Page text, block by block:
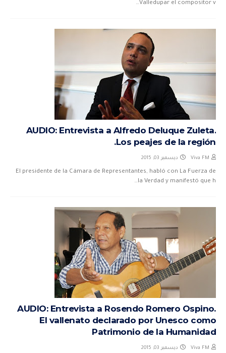
Valledupar el compositor v…
AUDIO: Entrevista a Alfredo Deluque Zuleta.
Los peajes de la región.
Viva FM ديسمبر 03, 2015
El presidente de la Cámara de Representantes, habló con La Fuerza de
la Verdad y manifestó que h…
AUDIO: Entrevista a Rosendo Romero Ospino.
El vallenato declarado por Unesco como
Patrimonio de la Humanidad
Viva FM ديسمبر 03, 2015